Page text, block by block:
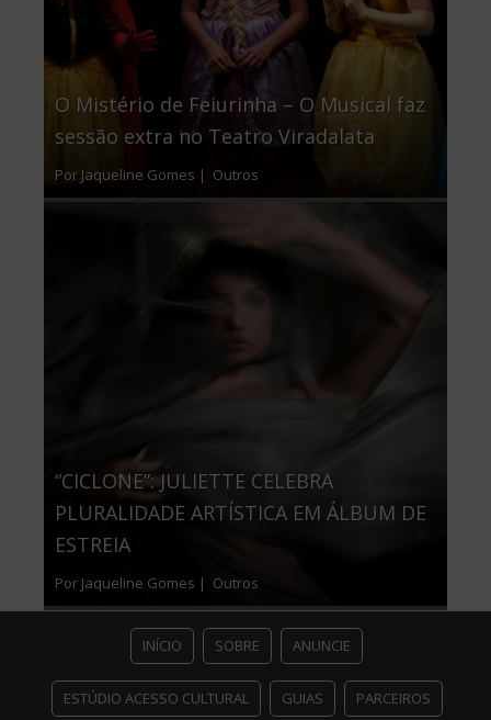
O Mistério de Feiurinha – O Musical faz
sessão extra no Teatro Viradalata
Por Jaqueline Gomes | Outros
“CICLONE”: JULIETTE CELEBRA
PLURALIDADE ARTÍSTICA EM ÁLBUM DE
ESTREIA
Por Jaqueline Gomes | Outros
INÍCIO SOBRE ANUNCIE
ESTÚDIO ACESSO CULTURAL GUIAS PARCEIROS